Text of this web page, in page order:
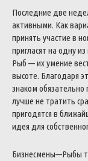
Последние две
активными. Как
принять участие в
пригласят на однуиз
Рыб —ихумение
высоте. Благодаря
знаком обязательно
лучше не тратить
пригодятся в
идея для
Бизнесмены—Рыбы